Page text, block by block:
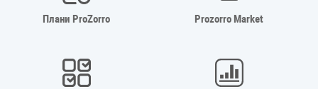
Плани ProZorro Prozorro Market